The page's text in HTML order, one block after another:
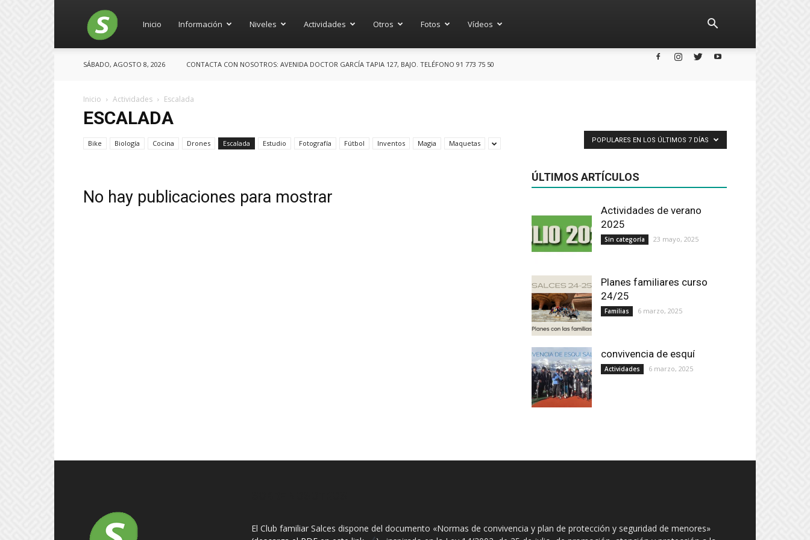
Salces
Inicio Información Niveles Actividades Otros Fotos Vídeos
SÁBADO, AGOSTO 8, 2026 CONTACTA CON NOSOTROS: AVENIDA DOCTOR GARCÍA TAPIA 127, BAJO. TELÉFONO 91 773 75 50
Inicio Actividades Escalada
ESCALADA
Bike Biología Cocina Drones Escalada Estudio Fotografía Fútbol Inventos Magia Maquetas POPULARES EN LOS ÚLTIMOS 7 DÍAS
No hay publicaciones para mostrar
ÚLTIMOS ARTÍCULOS
Actividades de verano
2025
Sin categoría 23 mayo, 2025
Planes familiares curso
24/25
Familias 6 marzo, 2025
convivencia de esquí
Actividades 6 marzo, 2025
El Club familiar Salces dispone del documento «Normas de convivencia y plan de protección y seguridad de menores»